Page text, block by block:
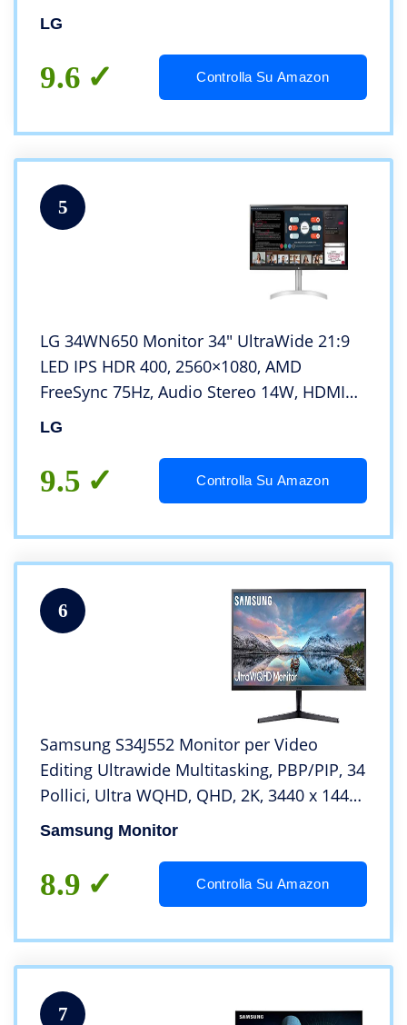
Port, HDMI, Regolabile in Altezza
LG
9.6 Controlla Su Amazon
5
LG 34WN650 Monitor 34″ UltraWide 21:9
LED IPS HDR 400, 2560×1080, AMD
FreeSync 75Hz, Audio Stereo 14W, HDMI
(HDCP 2.2), Display Port 1.4, Uscita Audio,
LG
9.5 Controlla Su Amazon
6
Samsung S34J552 Monitor per Video
Editing Ultrawide Multitasking, PBP/PIP, 34
Pollici, Ultra WQHD, QHD, 2K, 3440 x 1440,
4 ms, 21:9, 60 Hz, 1440p, FreeSync, HDMI,
Display Port, Base a Doppio Snodo
Samsung Monitor
8.9 Controlla Su Amazon
7